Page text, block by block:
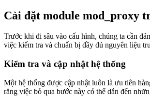
Cài đặt module mod_proxy
Trước khi đi sâu vào cấu hình, chúng ta cần
việc kiểm tra và chuẩn bị đầy đủ nguyên liệu
Kiểm tra và cập nhật hệ thống
Một hệ thống được cập nhật luôn là ưu tiên
rằng việc bỏ qua bước này có thể dẫn đến